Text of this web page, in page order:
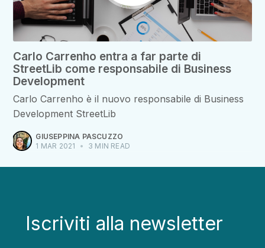
Carlo Carrenho entra a far parte di
StreetLib come responsabile di Business
Development
Carlo Carrenho è il nuovo responsabile di Business
Development StreetLib
GIUSEPPINA PASCUZZO
1 MAR 2021
• 3 MIN READ
Iscriviti alla newsletter